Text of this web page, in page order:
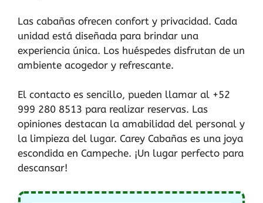
Las cabañas ofrecen confort y privacidad. Cada
unidad está diseñada para brindar una
experiencia única. Los huéspedes disfrutan de un
ambiente acogedor y refrescante.
El contacto es sencillo, pueden llamar al +52
999 280 8513 para realizar reservas. Las
opiniones destacan la amabilidad del personal y
la limpieza del lugar. Carey Cabañas es una joya
escondida en Campeche. ¡Un lugar perfecto para
descansar!